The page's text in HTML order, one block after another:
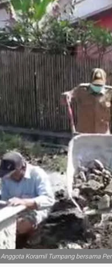
Anggota Koramil Tumpang bersama